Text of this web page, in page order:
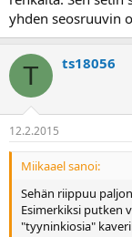
yhden seosruuvin
T ts18056
12.2.2015
Miikaael sanoi:
Sehän riippuu
Esimerkiksi putken
"tyyninkiosia"